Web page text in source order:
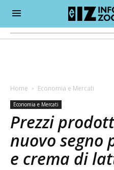
Home Economia e Mercati
Economia e Mercati
Prezzi
nuovo segno
e crema di